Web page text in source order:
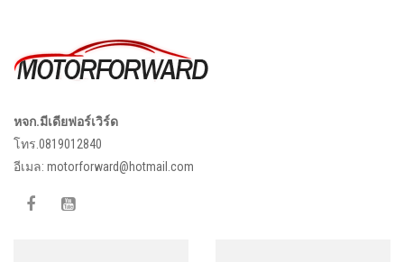
หจก.มีเดียฟอร์เวิร์ด
โทร.0819012840
อีเมล: motorforward@hotmail.com